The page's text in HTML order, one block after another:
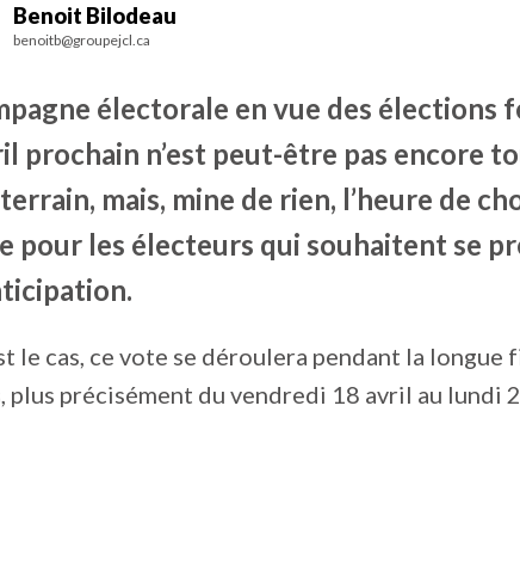
Benoit Bilodeau
benoitb@groupejcl.ca
électorale en vue des élections
prochain n’est peut-être pas encore
mais, mine de rien, l’heure de
pour les électeurs qui souhaitent se
le cas, ce vote se déroulera pendant la longue
plus précisément du vendredi 18 avril au lundi